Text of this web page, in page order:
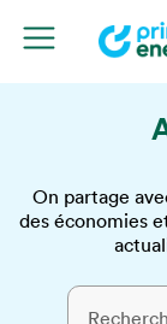
On partage
des économies